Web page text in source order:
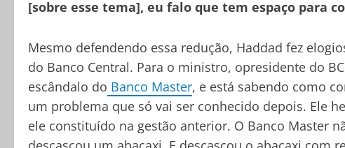
[sobre esse tema], eu falo que tem espaço para
Mesmo defendendo essa redução, Haddad fez
do Banco Central. Para o ministro, opresidente do
escândalo do Banco Master, e está sabendo como
um problema que só vai ser conhecido depois. Ele
ele constituído na gestão anterior. O Banco Master